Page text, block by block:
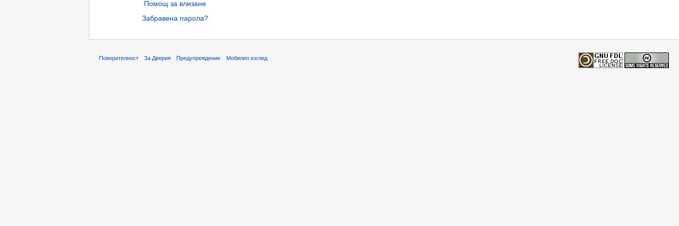
Помощ за влизане
Забравена парола?
Поверителност За Дверия Предупреждение Мобилен изглед